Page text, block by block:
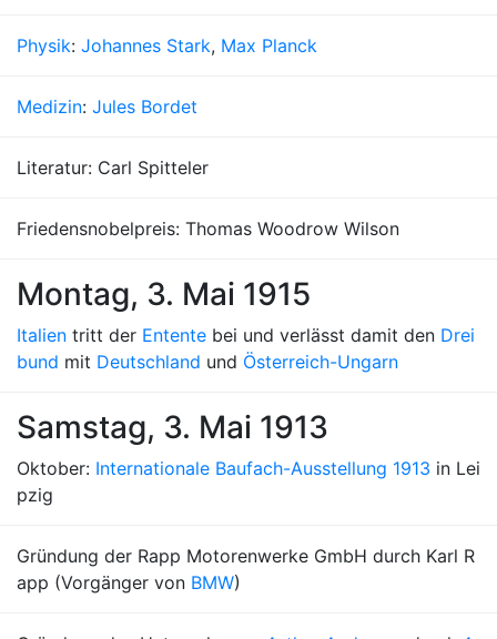
Physik: Johannes Stark, Max Planck
Medizin: Jules Bordet
Literatur: Carl Spitteler
Friedensnobelpreis: Thomas Woodrow Wilson
Montag, 3. Mai 1915
Italien tritt der Entente bei und verlässt damit den Drei
bund mit Deutschland und Österreich-Ungarn
Samstag, 3. Mai 1913
Oktober: Internationale Baufach-Ausstellung 1913 in Lei
pzig
Gründung der Rapp Motorenwerke GmbH durch Karl R
app (Vorgänger von BMW)